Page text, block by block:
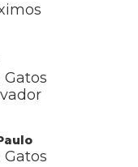
Gatos
Gatos